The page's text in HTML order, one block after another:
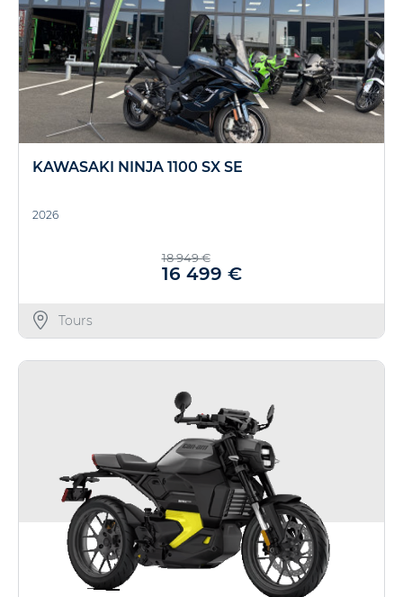
KAWASAKI NINJA 1100 SX SE
2026
18 949 €
16 499 €
Tours